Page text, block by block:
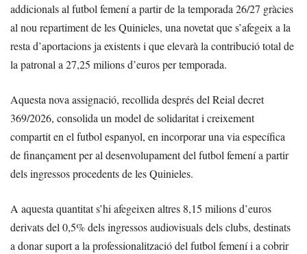
addicionals al futbol femení a partir de la temporada 26/27 gràcies
al nou repartiment de les Quinieles, una novetat que s’afegeix a la
resta d’aportacions ja existents i que elevarà la contribució total de
la patronal a 27,25 milions d’euros per temporada.
Aquesta nova assignació, recollida després del Reial decret
369/2026, consolida un model de solidaritat i creixement
compartit en el futbol espanyol, en incorporar una via específica
de finançament per al desenvolupament del futbol femení a partir
dels ingressos procedents de les Quinieles.
A aquesta quantitat s’hi afegeixen altres 8,15 milions d’euros
derivats del 0,5% dels ingressos audiovisuals dels clubs, destinats
a donar suport a la professionalització del futbol femení i a cobrir